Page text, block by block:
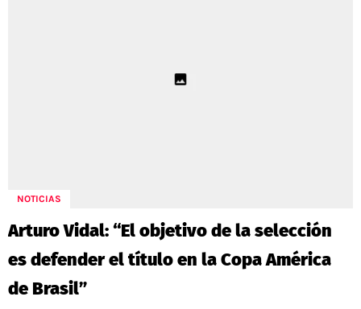
NOTICIAS
Arturo Vidal: “El objetivo de la selección
es defender el título en la Copa América
de Brasil”